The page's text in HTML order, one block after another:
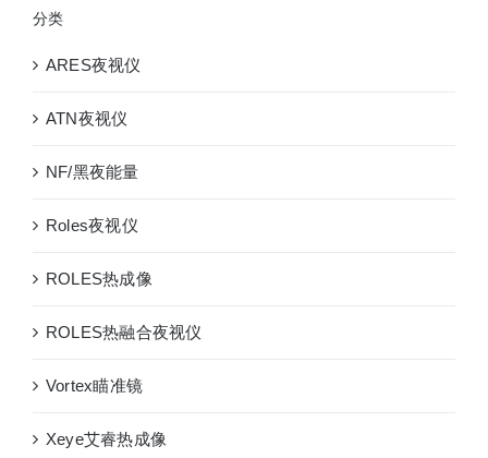
分类
ARES夜视仪
ATN夜视仪
NF/黑夜能量
Roles夜视仪
ROLES热成像
ROLES热融合夜视仪
Vortex瞄准镜
Xeye艾睿热成像